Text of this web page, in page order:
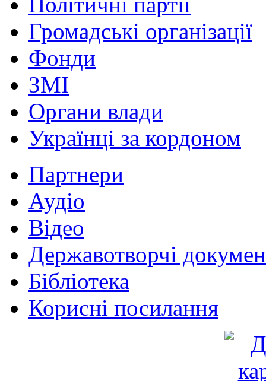
Громадські організації
Фонди
ЗМІ
Органи влади
Українці за кордоном
Партнери
Аудіо
Відео
Державотворчі
Бібліотека
Корисні посилання